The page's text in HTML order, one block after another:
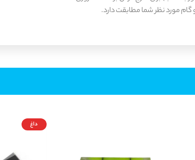
گام مورد نظر شما مطابقت دارد.
داغ